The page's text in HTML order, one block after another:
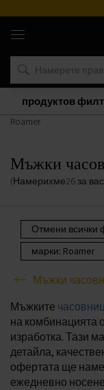
ЧАСОВНИЦИ
Roamer
Мъжки
(Намерихме26за вас
Отмени всички
марки: Roamer
Мъжки
продуктов
Мъжките
на комбинацията
изработка. Тази
детайла,
офертата ще
ежедневно